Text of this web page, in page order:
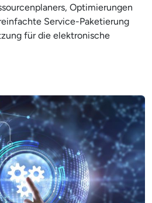
Optimierungen
Service-Paketierung
für die elektronische